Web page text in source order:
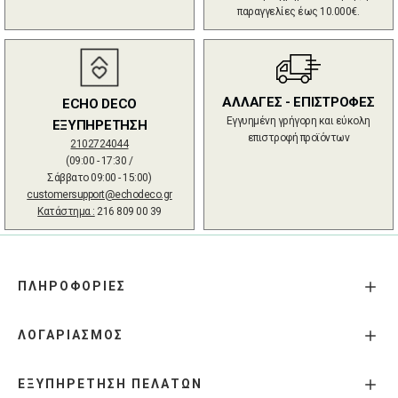
παραγγελίες έως 10.000€.
ECHO DECO
ΕΞΥΠΗΡΕΤΗΣΗ
2102724044
(09:00 - 17:30 /
Σάββατο 09:00 - 15:00)
customersupport@echodeco.gr
Κατάστημα : 216 809 00 39
ΑΛΛΑΓΕΣ - ΕΠΙΣΤΡΟΦΕΣ
Εγγυημένη γρήγορη και εύκολη
επιστροφή προϊόντων
ΠΛΗΡΟΦΟΡΙΕΣ
ΛΟΓΑΡΙΑΣΜΟΣ
ΕΞΥΠΗΡΕΤΗΣΗ ΠΕΛΑΤΩΝ